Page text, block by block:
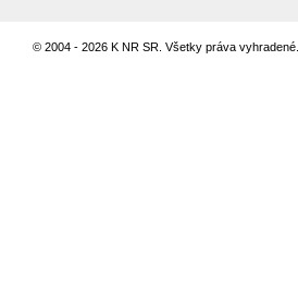
© 2004 - 2026 K NR SR. Všetky práva vyhradené.